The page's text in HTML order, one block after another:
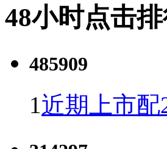
48小时点击
485909
1近期上市配